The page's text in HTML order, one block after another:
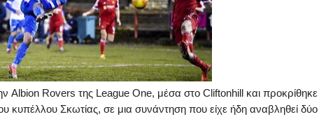
Albion Rovers της League One, μέσα στο Cliftonhill και προκρίθηκε
κυπέλλου Σκωτίας, σε μια συνάντηση που είχε ήδη αναβληθεί δύο